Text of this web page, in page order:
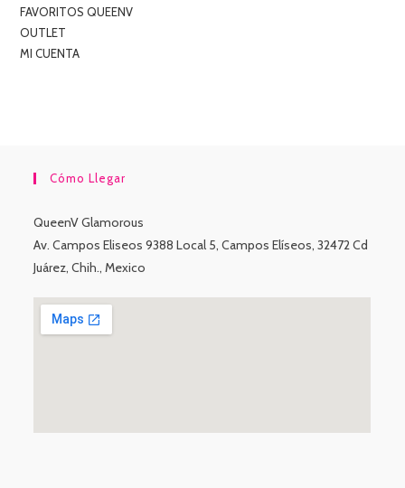
FAVORITOS QUEENV
OUTLET
MI CUENTA
Cómo Llegar
QueenV Glamorous
Av. Campos Eliseos 9388 Local 5, Campos Elíseos, 32472 Cd
Juárez, Chih., Mexico